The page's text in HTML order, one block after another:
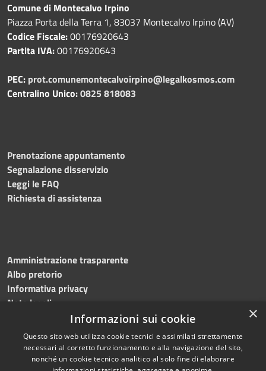
Comune di Montecalvo Irpino
Piazza Porta della Terra 1, 83037 Montecalvo Irpino (AV)
Codice Fiscale:00176920643
Partita IVA:00176920643
PEC: prot.comunemontecalvoirpino@legalkosmos.com
Centralino Unico:0825 818083
Prenotazione appuntamento
Segnalazione disservizio
Leggi le FAQ
Richiesta di assistenza
Amministrazione trasparente
Albo pretorio
Informativa privacy
Note legali
Dichiarazione di accessibilità
×
Informazioni sui cookie
Questo sito web utilizza cookie tecnici e assimilati strettamente
necessari al corretto funzionamento e alla navigazione del sito,
nonché un cookie tecnico analitico al solo fine di elaborare